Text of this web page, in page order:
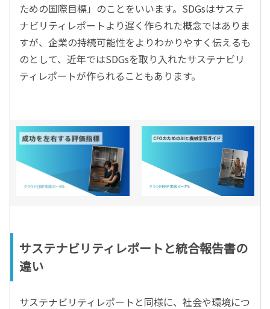
ための国際目標」のことをいいます。SDGsはサステ
ナビリティレポートより遅く作られた概念ではありま
すが、企業の持続可能性をよりわかりやすく伝えるも
のとして、近年ではSDGsを取り入れたサステナビリ
ティレポートが作られることもあります。
サステナビリティレポートと統合報告書の
違い
サステナビリティレポートと同様に、社会や環境につ